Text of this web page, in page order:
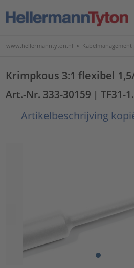
www.hellermanntyton.nl >
Krimpkous 3:1 flexibel
Art.-Nr. 333-30159 | TF31-
Artikelbeschrijving